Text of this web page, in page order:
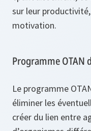
sur leur
motivation.
Programme OTAN
Le programme
éliminer les
créer du lien entre